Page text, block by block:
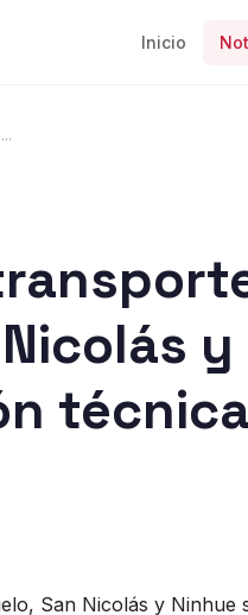
Inicio